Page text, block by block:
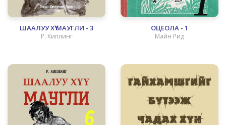
ШААЛУУ ХҮҮ МАУГЛИ - 3
Р. Киплинг
ОЦЕОЛА - 1
Майн Рид